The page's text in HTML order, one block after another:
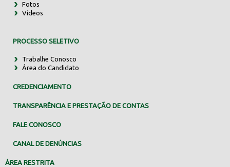
Fotos
Vídeos
PROCESSO SELETIVO
Trabalhe Conosco
Área do Candidato
CREDENCIAMENTO
TRANSPARÊNCIA E PRESTAÇÃO DE CONTAS
FALE CONOSCO
CANAL DE DENÚNCIAS
ÁREA RESTRITA